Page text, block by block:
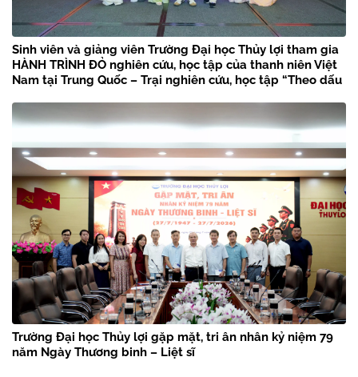
Sinh viên và giảng viên Trường Đại học Thủy lợi tham gia
HÀNH TRÌNH ĐỎ nghiên cứu, học tập của thanh niên Việt
Nam tại Trung Quốc – Trại nghiên cứu, học tập “Theo dấu
Trường Đại học Thủy lợi gặp mặt, tri ân nhân kỷ niệm 79
năm Ngày Thương binh – Liệt sĩ